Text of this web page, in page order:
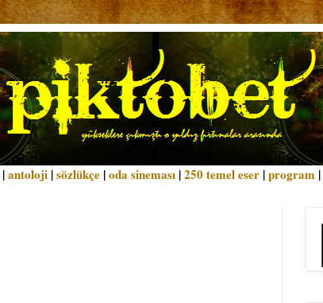
|antoloji |sözlükçe |oda sineması |250 temel eser |program |